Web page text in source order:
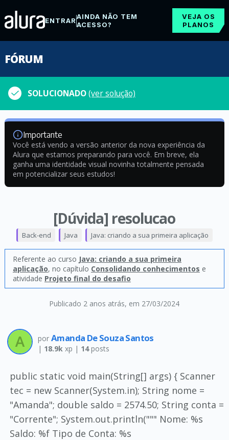
ENTRARAINDA NÃO TEM
ACESSO?
VEJA OS
PLANOS
FÓRUM
SOLUCIONADO(ver solução)
Importante
Você está vendo a versão anterior da nova experiência da
Alura que estamos preparando para você. Em breve, ela
ganha uma identidade visual novinha totalmente pensada
em potencializar seus estudos!
[Dúvida] resolucao
Publicado 2 anos atrás, em 27/03/2024
Back-end Java Java: criando a sua primeira aplicação
Referente ao curso Java: criando a sua primeira
aplicação, no capítulo Consolidando conhecimentos e
atividade Projeto final do desafio
por Amanda De Souza Santos
| 18.9kxp | 14posts
public static void main(String[] args) { Scanner
tec = new Scanner(System.in); String nome =
"Amanda"; double saldo = 2574.50; String conta =
"Corrente"; System.out.println(""" Nome: %s
Saldo: %f Tipo de Conta: %s